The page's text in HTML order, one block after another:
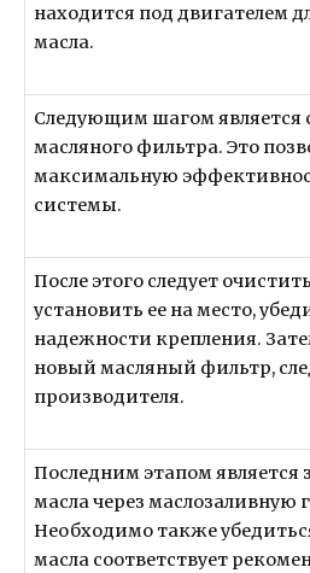
находится под двигателем
масла.
Следующим шагом является
масляного фильтра. Это
максимальную
системы.
После этого следует
установить ее на место,
надежности крепления.
новый масляный фильтр,
производителя.
Последним этапом является
масла через маслозаливную
Необходимо также
масла соответствует